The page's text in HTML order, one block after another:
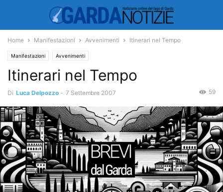
Home Manifestazioni Avvenimenti Itinerari nel Tempo
Manifestazioni Avvenimenti
Itinerari nel Tempo
Di Luca Delpozzo - 7 Settembre 2007 59